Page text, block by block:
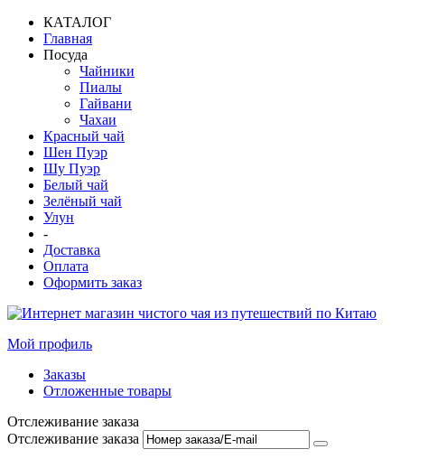
КАТАЛОГ
Главная
Посуда
Чайники
Пиалы
Гайвани
Чахаи
Красный чай
Шен Пуэр
Шу Пуэр
Белый чай
Зелёный чай
Улун
-
Доставка
Оплата
Оформить заказ
Мой профиль
Заказы
Отложенные товары
Отслеживание заказа
Отслеживание заказа